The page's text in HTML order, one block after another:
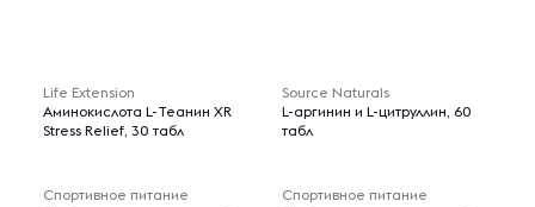
Life Extension
Аминокислота L-Теанин XR
Stress Relief, 30 табл
Спортивное питание
Source Naturals
L-аргинин и L-цитруллин, 60
табл
Спортивное питание